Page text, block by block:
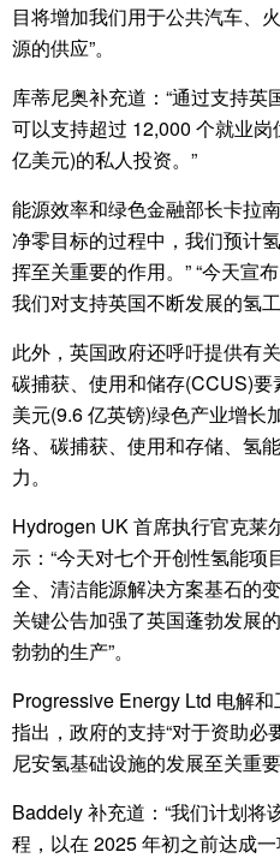
目将增加我们用于公共汽车、
源的供应”。
库蒂尼奥补充道：“通过支持
可以支持超过 12,000 个就业
亿美元)的私人投资。”
能源效率和绿色金融部长卡拉
净零目标的过程中，我们预计
挥至关重要的作用。” “今天宣
我们对支持英国不断发展的氢
此外，英国政府还呼吁提供有
碳捕获、使用和储存(CCUS)
美元(9.6 亿英镑)绿色产业增长
络、碳捕获、使用和存储、氢
力。
Hydrogen UK 首席执行官克莱
示：“今天对七个开创性氢能
全、清洁能源解决方案基石的
关键公告加强了英国蓬勃发展
勃勃的生产”。
Progressive Energy Ltd 电解
指出，政府的支持“对于资助
尼安氢基础设施的发展至关重要
Baddely 补充道：“我们计划将
程，以在 2025 年初之前达成